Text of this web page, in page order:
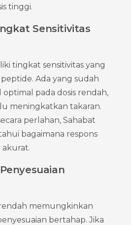
tinggi.
Sensitivitas
tingkat sensitivitas yang
Ada yang sudah
pada dosis rendah,
meningkatkan takaran.
perlahan, Sahabat
bagaimana respons
akurat.
memungkinkan
bertahap. Jika